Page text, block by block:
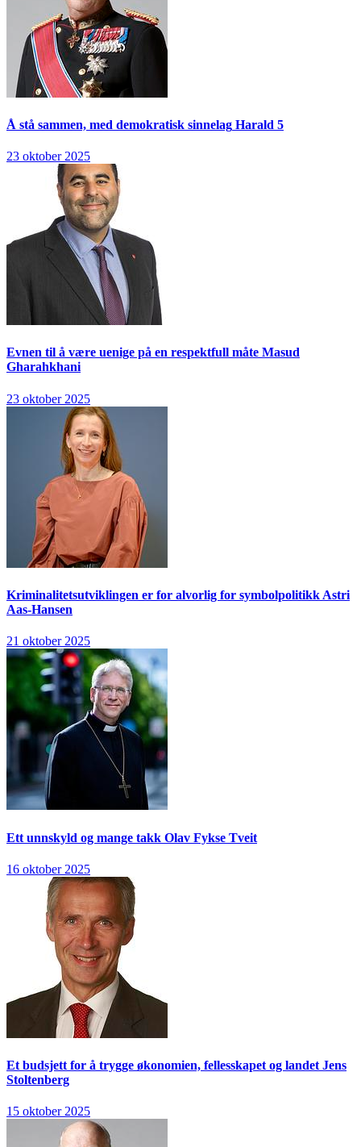
Å stå sammen, med demokratisk sinnelag Harald 5
23 oktober 2025
Evnen til å være uenige på en respektfull måte Masud
Gharahkhani
23 oktober 2025
Kriminalitetsutviklingen er for alvorlig for symbolpolitikk Astri
Aas-Hansen
21 oktober 2025
Ett unnskyld og mange takk Olav Fykse Tveit
16 oktober 2025
Et budsjett for å trygge økonomien, fellesskapet og landet Jens
Stoltenberg
15 oktober 2025